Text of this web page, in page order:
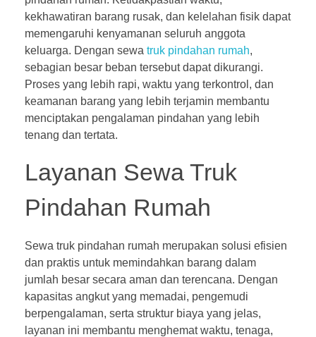
kekhawatiran barang rusak, dan kelelahan fisik dapat
memengaruhi kenyamanan seluruh anggota
keluarga. Dengan sewa truk pindahan rumah,
sebagian besar beban tersebut dapat dikurangi.
Proses yang lebih rapi, waktu yang terkontrol, dan
keamanan barang yang lebih terjamin membantu
menciptakan pengalaman pindahan yang lebih
tenang dan tertata.
Layanan Sewa Truk
Pindahan Rumah
Sewa truk pindahan rumah merupakan solusi efisien
dan praktis untuk memindahkan barang dalam
jumlah besar secara aman dan terencana. Dengan
kapasitas angkut yang memadai, pengemudi
berpengalaman, serta struktur biaya yang jelas,
layanan ini membantu menghemat waktu, tenaga,